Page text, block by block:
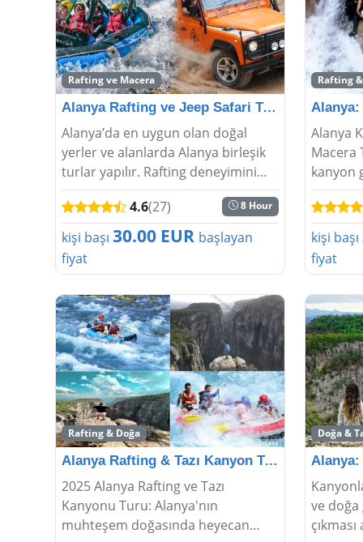
Rafting ve Macera
Alanya Rafting ve Jeep Safari Turu – 2'si 1 Arada Ma
Alanya’da en uygun olan doğal
yerler ve alanlarda Alanya birleşik
turlar yapılır. Rafting deneyimini
yaşamak isteyen kişiler için
vazgeçilmez ve son derece güzel
olan turlardan biridir. Bu nedenle
kişiler en ...
4.6(27) 8 Hour
kişi başı 30.00 EUR başlayan
fiyat
Rafting
Alanya
Macera
kanyon
sunar.
kişi başı
fiyat
Rafting & Doğa
Alanya Rafting & Tazı Kanyon Turu 2026 | Macera Bekli
2025 Alanya Rafting ve Tazı
Kanyonu Turu: Alanya'nın
muhteşem doğasında heyecan
Doğa &
ve doğa